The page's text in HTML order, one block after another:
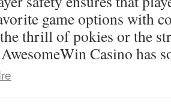
game options with
thrill of pokies or the
Casino has